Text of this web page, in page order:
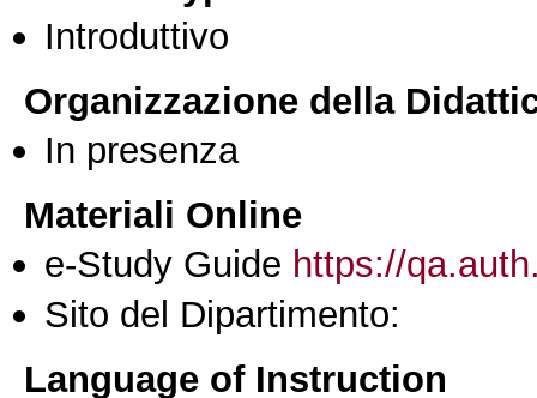
Introduttivo
Organizzazione della
In presenza
Materiali Online
e-Study Guide https://
Sito del Dipartimento:
Language of Instruction